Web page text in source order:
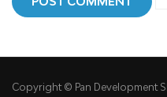
Copyright © Pan Development